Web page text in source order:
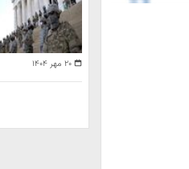
۲۰ مهر ۱۴۰۴